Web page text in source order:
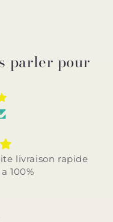
parler pour
livraison rapide
100%